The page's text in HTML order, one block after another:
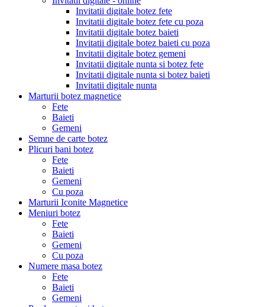
Invitatii digitale botez fete
Invitatii digitale botez fete cu poza
Invitatii digitale botez baieti
Invitatii digitale botez baieti cu poza
Invitatii digitale botez gemeni
Invitatii digitale nunta si botez fete
Invitatii digitale nunta si botez baieti
Invitatii digitale nunta
Marturii botez magnetice
Fete
Baieti
Gemeni
Semne de carte botez
Plicuri bani botez
Fete
Baieti
Gemeni
Cu poza
Marturii Iconite Magnetice
Meniuri botez
Fete
Baieti
Gemeni
Cu poza
Numere masa botez
Fete
Baieti
Gemeni